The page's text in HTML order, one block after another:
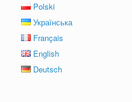
Polski
Українська
Français
English
Deutsch